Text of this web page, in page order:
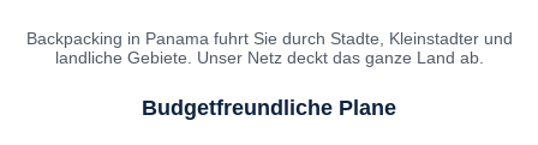
Backpacking in Panama fuhrt Sie durch Stadte, Kleinstadter und
landliche Gebiete. Unser Netz deckt das ganze Land ab.
Budgetfreundliche Plane